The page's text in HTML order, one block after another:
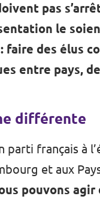
pas
le
des élus
entre pays,
différente
parti français à
et aux
pouvons